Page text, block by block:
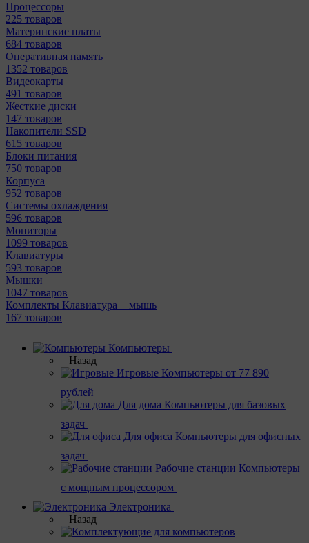
Процессоры
225 товаров
Материнcкие платы
684 товаров
Оперативная память
1352 товаров
Видеокарты
491 товаров
Жесткие диски
147 товаров
Накопители SSD
615 товаров
Блоки питания
750 товаров
Корпуса
952 товаров
Системы охлаждения
596 товаров
Мониторы
1099 товаров
Клавиатуры
593 товаров
Мышки
1047 товаров
Комплекты Клавиатура + мышь
167 товаров
Компьютеры
Назад
Игровые Компьютеры от 77 890
рублей
Для дома Компьютеры для базовых
задач
Для офиса Компьютеры для офисных
задач
Рабочие станции Компьютеры
с мощным процессором
Электроника
Назад